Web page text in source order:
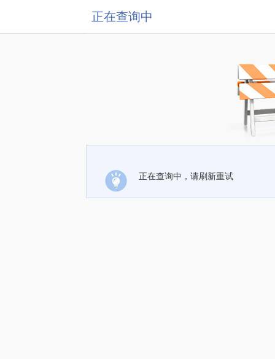
正在查询中
正在查询中，请刷新重试